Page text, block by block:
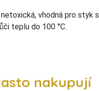
vhodná pro styk s
teplu do 100 °C.
nakupují